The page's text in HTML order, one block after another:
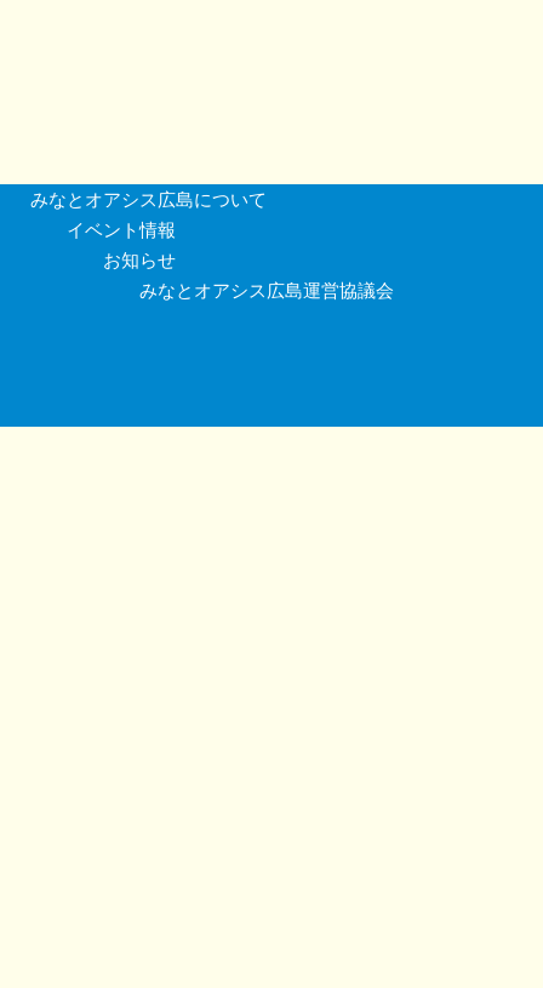
みなとオアシス広島について
イベント情報
お知らせ
みなとオアシス広島運営協議会